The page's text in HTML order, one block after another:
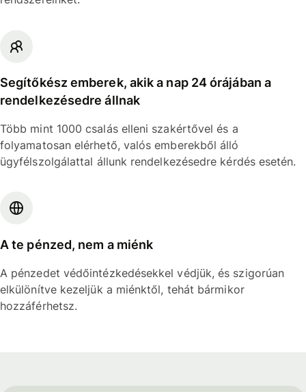
Segítőkész emberek, akik a nap 24 órájában a
rendelkezésedre állnak
Több mint 1000 csalás elleni szakértővel és a
folyamatosan elérhető, valós emberekből álló
ügyfélszolgálattal állunk rendelkezésedre kérdés esetén.
A te pénzed, nem a miénk
A pénzedet védőintézkedésekkel védjük, és szigorúan
elkülönítve kezeljük a miénktől, tehát bármikor
hozzáférhetsz.